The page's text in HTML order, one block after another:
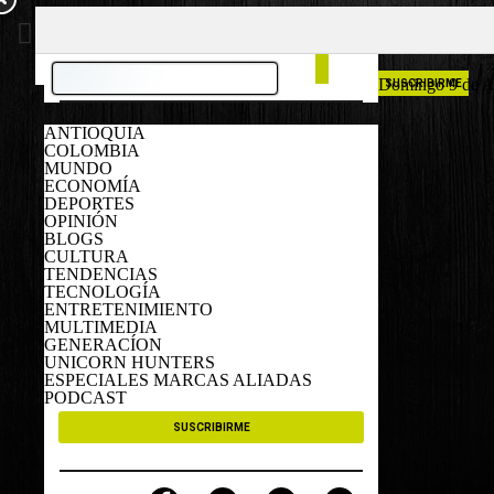
ANTIOQUIA
COLOMBIA
MUNDO
ECONOMÍA
DEPORTES
OPINIÓN
BLOGS
CULTURA
TENDENCIAS
TECNOLOGÍA
ENTRETENIMIENTO
MULTIMEDIA
GENERACÍON
UNICORN HUNTERS
ESPECIALES MARCAS ALIADAS
PODCAST
SUSCRIBIRME
Domingo 9 de
SUSCRIBIRME